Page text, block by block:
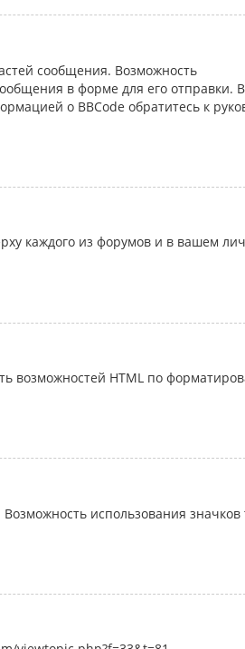
сообщения. Возможность
в форме для его отправки.
о BBCode обратитесь к
каждого из форумов и в вашем
возможностей HTML по
использования значков